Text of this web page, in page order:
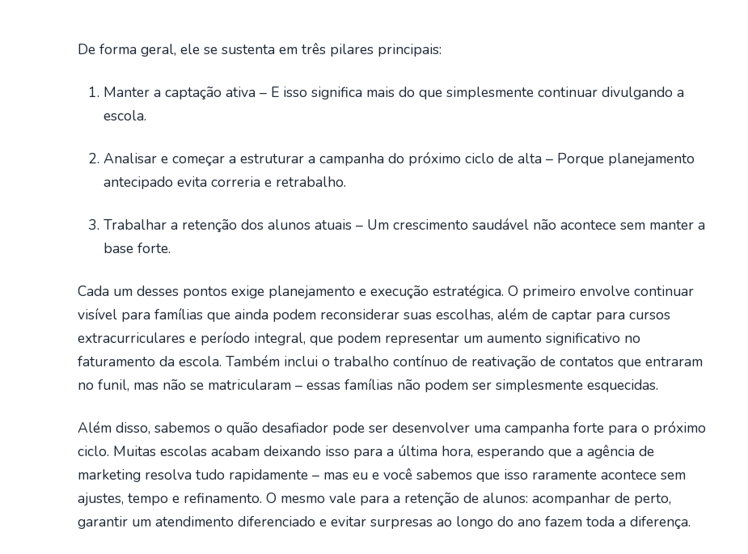
De forma geral, ele se sustenta em três pilares principais:
Manter a captação ativa – E isso significa mais do que simplesmente continuar divulgando a
escola.
Analisar e começar a estruturar a campanha do próximo ciclo de alta – Porque planejamento
antecipado evita correria e retrabalho.
Trabalhar a retenção dos alunos atuais – Um crescimento saudável não acontece sem manter a
base forte.
Cada um desses pontos exige planejamento e execução estratégica. O primeiro envolve continuar
visível para famílias que ainda podem reconsiderar suas escolhas, além de captar para cursos
extracurriculares e período integral, que podem representar um aumento significativo no
faturamento da escola. Também inclui o trabalho contínuo de reativação de contatos que entraram
no funil, mas não se matricularam – essas famílias não podem ser simplesmente esquecidas.
Além disso, sabemos o quão desafiador pode ser desenvolver uma campanha forte para o próximo
ciclo. Muitas escolas acabam deixando isso para a última hora, esperando que a agência de
marketing resolva tudo rapidamente – mas eu e você sabemos que isso raramente acontece sem
ajustes, tempo e refinamento. O mesmo vale para a retenção de alunos: acompanhar de perto,
garantir um atendimento diferenciado e evitar surpresas ao longo do ano fazem toda a diferença.